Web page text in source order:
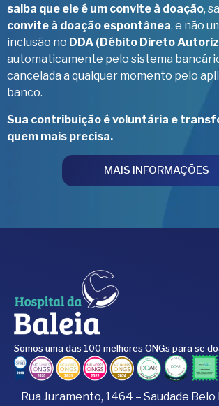
saiba que ele é um convite à doação,
convite à doação espontânea, e não
inclusão no DDA (Débito Direto
automaticamente pelo sistema
cancelada a qualquer momento pelo
banco.
Sua contribuição é voluntária e
quem mais precisa.
MAIS INFORMAÇÕES
Somos uma das 100 melhores ONGs para se
Rua Juramento, 1464 – Saudade